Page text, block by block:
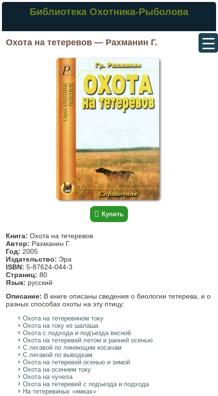
Библиотека Охотника-Рыболова
Охота на тетеревов — Рахманин Г.
Купить
Книга: Охота на тетеревов
Автор: Рахманин Г.
Год: 2005
Издательство: Эра
ISBN: 5-87624-044-3
Страниц: 80
Язык: русский
Описание: В книге описаны сведения о биологии тетерева, и о
разных способах охоты на эту птицу:
Охота на тетеревином току
Охота на току из шалаша
Охота с подхода и подъезда весной
Охота на тетеревей летом и ранней осенью
С легавой по линяющим косачам
С легавой по выводкам
Охота на тетеревей осенью и зимой
Охота на осеннем току
Охота на чучела
Охота на тетеревей с подъезда и подхода
На тетеревиных «ямках»